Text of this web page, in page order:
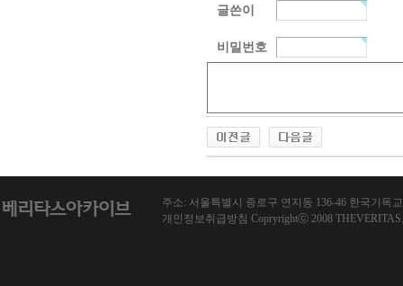
글쓴이
비밀번호
주소: 서울특별시 종로구 연지동 136-46 한국기독교
개인정보취급방침 Copryrightⓒ 2008